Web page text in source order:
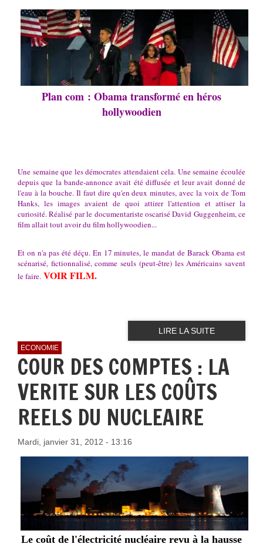
Plan com : Obama transformé en héros
hollywoodien
Une semaine que les démocrates attendaient cela. Une semaine écoulée
depuis que la bande-annonce avait été diffusée et leur avait donné de
l'eau à la bouche. Il faut dire qu'en deux minutes, avec la voix de Tom
Hanks, les images avaient de quoi attirer l'attention et attiser la
curiosité. Réalisé par le documentariste oscarisé David Guggenheim, ce
film allait tout avoir du film hollywoodien...
Et on n'a pas été déçu. En 17 minutes, le mandat de Barack Obama est
scénarisé, fictionnalisé, comme seuls (peut-être) les Américains savent
le faire. VOIR FILM.
LIRE LA SUITE
ECONOMIE
COUR DES COMPTES : LA
VERITE SUR LES COÛTS
REELS DU NUCLEAIRE
Mardi, janvier 31, 2012 - 13:16
Le coût de l'électricité nucléaire revu à la hausse